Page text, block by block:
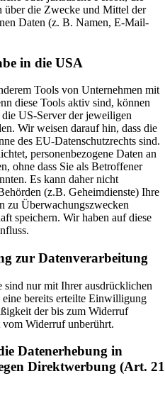
über die Zwecke und Mittel der
Daten (z. B. Namen, E-Mail-
in die USA
Tools von Unternehmen mit
diese Tools aktiv sind, können
US-Server der jeweiligen
Wir weisen darauf hin, dass die
des EU-Datenschutzrechts sind.
personenbezogene Daten an
ohne dass Sie als Betroffener
Es kann daher nicht
(z.B. Geheimdienste) Ihre
zu Überwachungszwecken
speichern. Wir haben auf diese
zur Datenverarbeitung
sind nur mit Ihrer ausdrücklichen
bereits erteilte Einwilligung
der bis zum Widerruf
Widerruf unberührt.
Datenerhebung in
Direktwerbung (Art. 21